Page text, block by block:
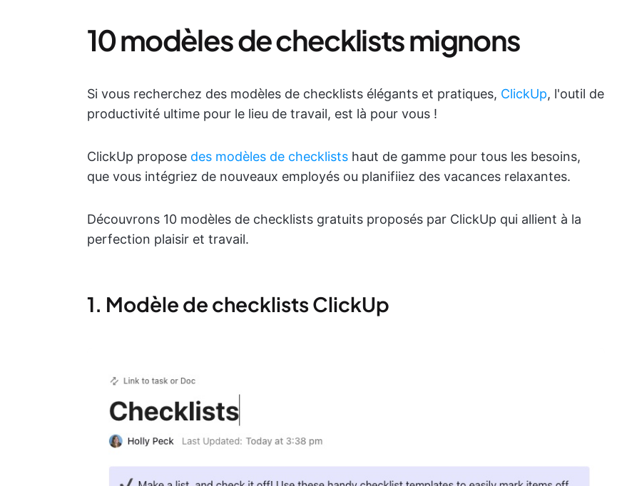
10 modèles de checklists mignons
Si vous recherchez des modèles de checklists élégants et pratiques, ClickUp, l'outil de
productivité ultime pour le lieu de travail, est là pour vous !
ClickUp propose des modèles de checklists haut de gamme pour tous les besoins,
que vous intégriez de nouveaux employés ou planifiiez des vacances relaxantes.
Découvrons 10 modèles de checklists gratuits proposés par ClickUp qui allient à la
perfection plaisir et travail.
1. Modèle de checklists ClickUp